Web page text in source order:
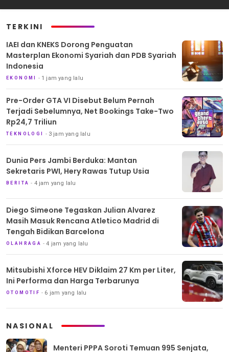
TERKINI
IAEI dan KNEKS Dorong Penguatan
Masterplan Ekonomi Syariah dan PDB Syariah
Indonesia
EKONOMI 1 jam yang lalu
Pre-Order GTA VI Disebut Belum Pernah
Terjadi Sebelumnya, Net Bookings Take-Two
Rp24,7 Triliun
TEKNOLOGI 3 jam yang lalu
Dunia Pers Jambi Berduka: Mantan
Sekretaris PWI, Hery Rawas Tutup Usia
BERITA 4 jam yang lalu
Diego Simeone Tegaskan Julian Alvarez
Masih Masuk Rencana Atletico Madrid di
Tengah Bidikan Barcelona
OLAHRAGA 4 jam yang lalu
Mitsubishi Xforce HEV Diklaim 27 Km per Liter,
Ini Performa dan Harga Terbarunya
OTOMOTIF 6 jam yang lalu
NASIONAL
Menteri PPPA Soroti Temuan 995 Senjata,